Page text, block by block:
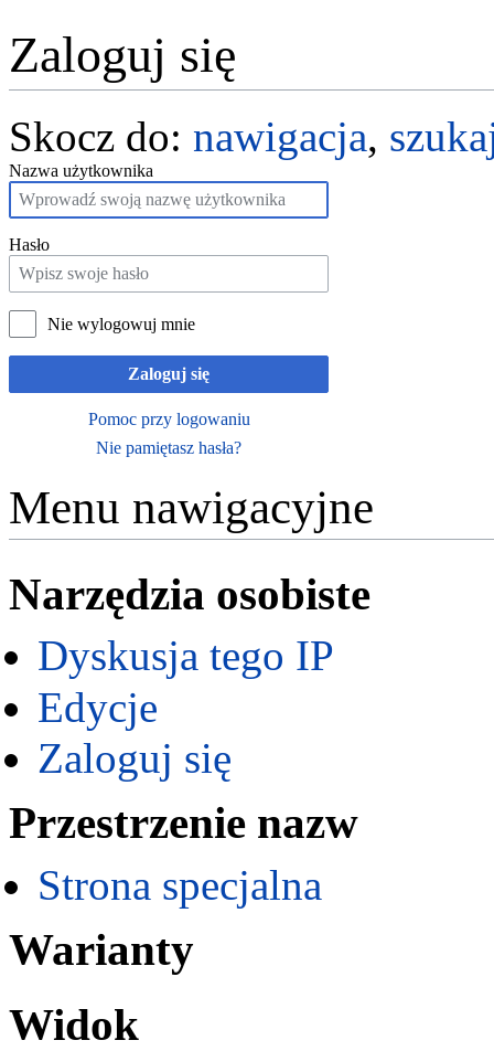
Zaloguj się
Skocz do: nawigacja,
Nazwa użytkownika
Hasło
Nie wylogowuj mnie
Zaloguj się
Pomoc przy logowaniu
Nie pamiętasz hasła?
Menu nawigacyjne
Narzędzia osobiste
Dyskusja tego IP
Edycje
Zaloguj się
Przestrzenie nazw
Strona specjalna
Warianty
Widok